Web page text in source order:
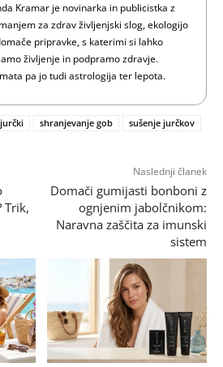
Kramar je novinarka in publicistka z
za zdrav življenjski slog, ekologijo
pripravke, s katerimi si lahko
življenje in podpramo zdravje.
pa jo tudi astrologija ter lepota.
jurčki shranjevanje gob
sušenje jurčkov
Trik,
Naslednji članek
Domači gumijasti bonboni z
ognjenim jabolčnikom:
Naravna zaščita za imunski
sistem